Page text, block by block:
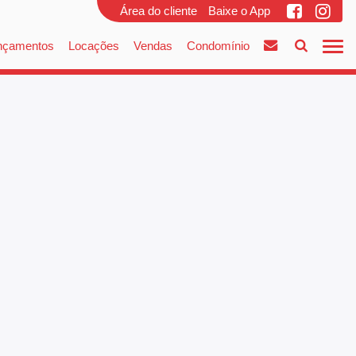
Área do cliente Baixe o App
Locações Vendas Condomínio